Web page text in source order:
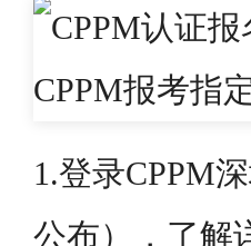
1.登录CPPM
公布），了解